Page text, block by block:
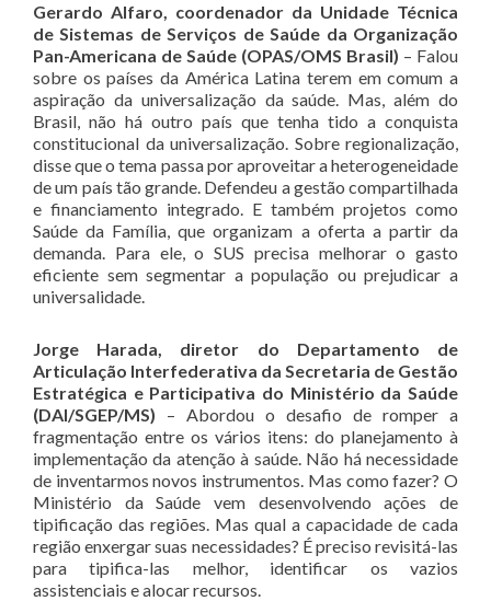
Gerardo Alfaro, coordenador da Unidade Técnica
de Sistemas de Serviços de Saúde da Organização
Pan-Americana de Saúde (OPAS/OMS Brasil) – Falou
sobre os países da América Latina terem em comum a
aspiração da universalização da saúde. Mas, além do
Brasil, não há outro país que tenha tido a conquista
constitucional da universalização. Sobre regionalização,
disse que o tema passa por aproveitar a heterogeneidade
de um país tão grande. Defendeu a gestão compartilhada
e financiamento integrado. E também projetos como
Saúde da Família, que organizam a oferta a partir da
demanda. Para ele, o SUS precisa melhorar o gasto
eficiente sem segmentar a população ou prejudicar a
universalidade.
Jorge Harada, diretor do Departamento de
Articulação Interfederativa da Secretaria de Gestão
Estratégica e Participativa do Ministério da Saúde
(DAI/SGEP/MS) – Abordou o desafio de romper a
fragmentação entre os vários itens: do planejamento à
implementação da atenção à saúde. Não há necessidade
de inventarmos novos instrumentos. Mas como fazer? O
Ministério da Saúde vem desenvolvendo ações de
tipificação das regiões. Mas qual a capacidade de cada
região enxergar suas necessidades? É preciso revisitá-las
para tipifica-las melhor, identificar os vazios
assistenciais e alocar recursos.